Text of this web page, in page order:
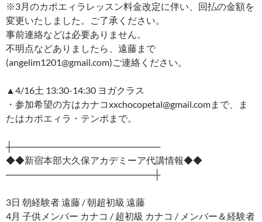
※3月のカポエィラレッスン料金改定に伴い、回払の金額を
変更いたしました。ご了承ください。
事前連絡などは必要ありません。
不明点などありましたら、遠藤まで
(angelim1201@gmail.com)ご連絡ください。
▲4/16土 13:30-14:30 ヨガクラス
・参加希望の方はカナコxxchocopetal@gmail.comまで、ま
たはカポエィラ・テンポまで。
┼───────────────────────
◆◆新宿本部大久保アカデミーア代講情報◆◆
───────────────────────┼
3日 朝経験者 遠藤 / 朝超初級 遠藤
4月 子供メンバー カナコ / 超初級 カナコ / メンバー＆経験者